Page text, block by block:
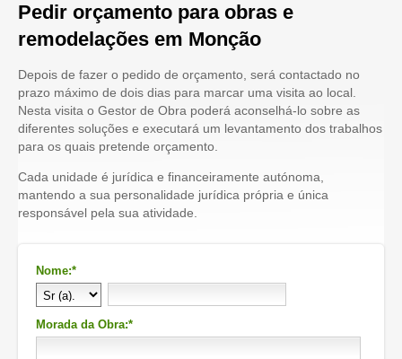
Pedir orçamento para obras e
remodelações em Monção
Depois de fazer o pedido de orçamento, será contactado no
prazo máximo de dois dias para marcar uma visita ao local.
Nesta visita o Gestor de Obra poderá aconselhá-lo sobre as
diferentes soluções e executará um levantamento dos trabalhos
para os quais pretende orçamento.
Cada unidade é jurídica e financeiramente autónoma,
mantendo a sua personalidade jurídica própria e única
responsável pela sua atividade.
Nome:*
Morada da Obra:*